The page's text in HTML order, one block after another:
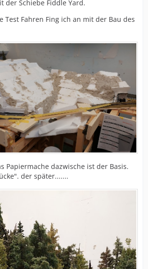
der Schiebe Fiddle Yard.
Test Fahren Fing ich an mit der Bau des
Papiermache dazwische ist der Basis.
der später.......